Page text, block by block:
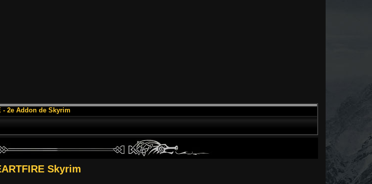
- 2e Addon de Skyrim
Skyrim